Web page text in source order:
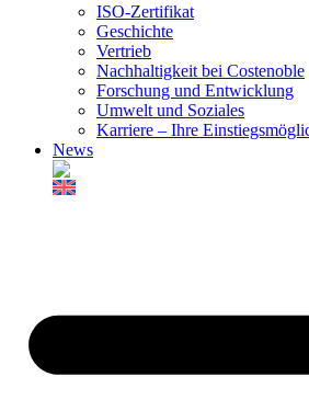
ISO-Zertifikat
Geschichte
Vertrieb
Nachhaltigkeit bei Costenoble
Forschung und Entwicklung
Umwelt und Soziales
Karriere – Ihre
News